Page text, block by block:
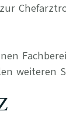
weiteren